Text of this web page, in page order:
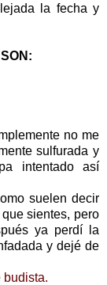
la fecha y
no me
sulfurada y
intentado así
suelen decir
sientes, pero
ya perdí la
y dejé de
budista.